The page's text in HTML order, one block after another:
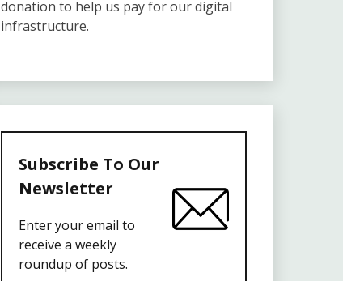
donation to help us pay for our digital
infrastructure.
Subscribe To Our
Newsletter
Enter your email to
receive a weekly
roundup of posts.